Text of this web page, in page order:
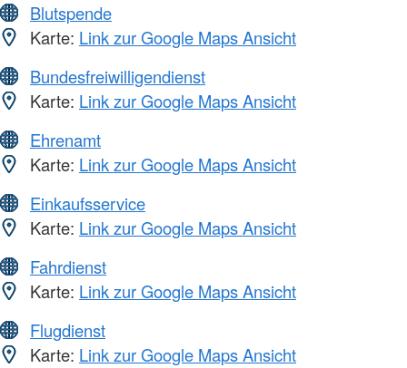
Blutspende
Karte: Link zur Google Maps Ansicht
Bundesfreiwilligendienst
Karte: Link zur Google Maps Ansicht
Ehrenamt
Karte: Link zur Google Maps Ansicht
Einkaufsservice
Karte: Link zur Google Maps Ansicht
Fahrdienst
Karte: Link zur Google Maps Ansicht
Flugdienst
Karte: Link zur Google Maps Ansicht